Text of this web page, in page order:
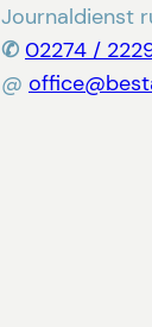
Journaldienst
✆ 02274 /
@